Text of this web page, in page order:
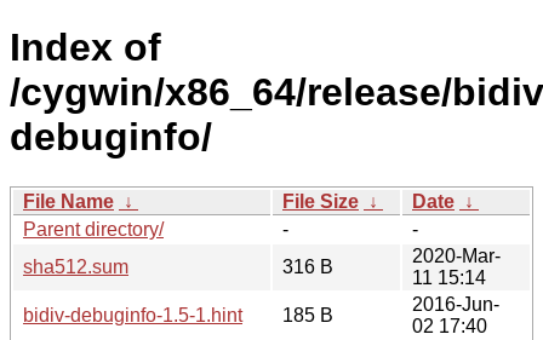
Index of
/cygwin/x86_64/release/
debuginfo/
File Name ↓ File Size ↓ Date ↓
Parent directory/
-
-
sha512.sum
316 B
2020-Mar-
11 15:14
bidiv-debuginfo-1.5-1.hint
185 B
2016-Jun-
02 17:40